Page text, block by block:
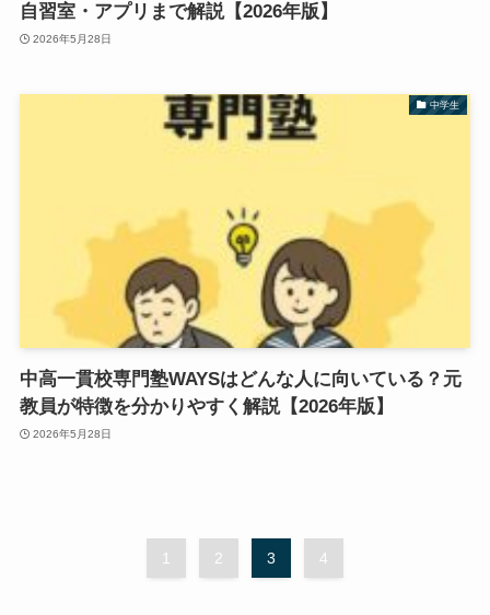
自習室・アプリまで解説【2026年版】
2026年5月28日
中学生
中高一貫校専門塾WAYSはどんな人に向いている？元
教員が特徴を分かりやすく解説【2026年版】
2026年5月28日
1 2 3 4